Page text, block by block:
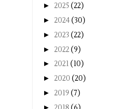
► 2025 (22)
► 2024(30)
► 2023 (22)
► 2022(9)
► 2021(10)
► 2020 (20)
► 2019 (7)
►